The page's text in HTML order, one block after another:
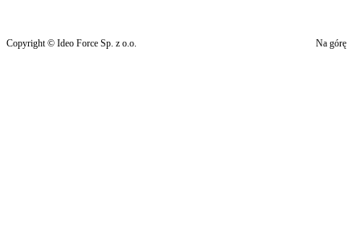
Copyright © Ideo Force Sp. z o.o. Na górę